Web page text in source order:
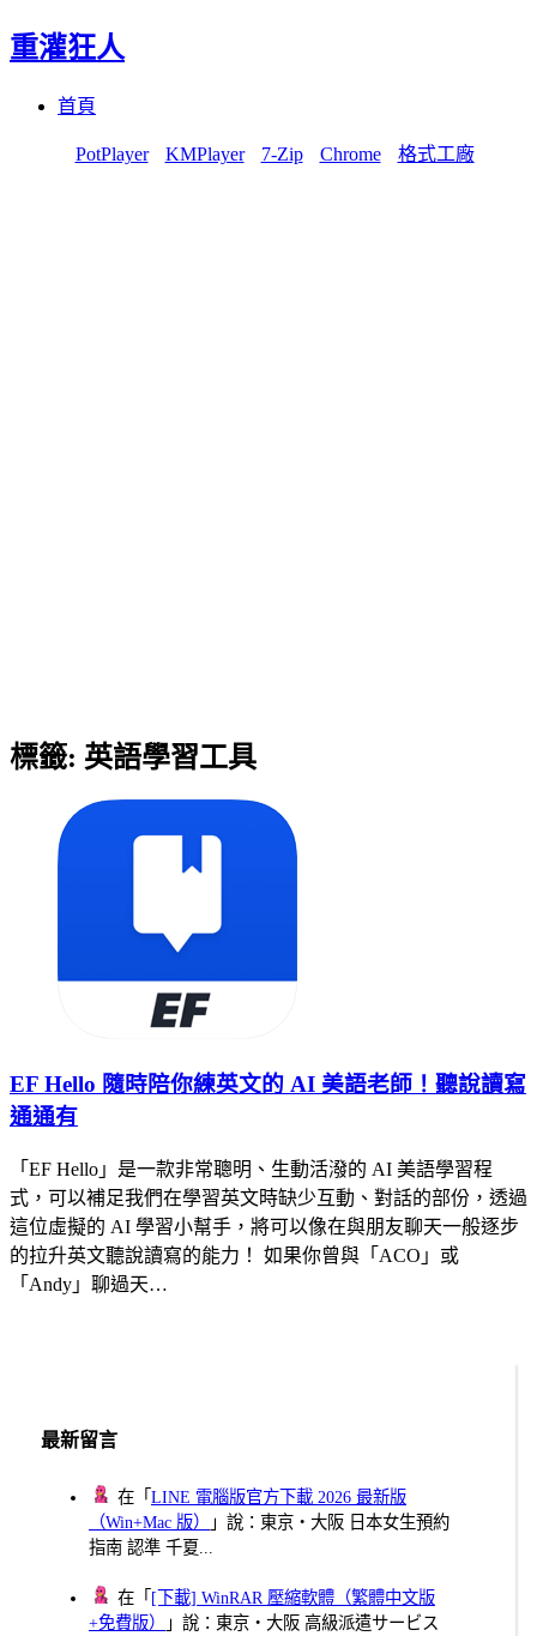
重灌狂人
首頁
PotPlayer KMPlayer 7-Zip Chrome 格式工廠
標籤: 英語學習工具
EF Hello 隨時陪你練英文的 AI 美語老師！聽說讀寫
通通有
「EF Hello」是一款非常聰明、生動活潑的 AI 美語學習程
式，可以補足我們在學習英文時缺少互動、對話的部份，透過
這位虛擬的 AI 學習小幫手，將可以像在與朋友聊天一般逐步
的拉升英文聽說讀寫的能力！ 如果你曾與「ACO」或
「Andy」聊過天…
最新留言
在「LINE 電腦版官方下載 2026 最新版
（Win+Mac 版）
」說：東京・大阪 日本女生預約
指南 認準 千夏...
在「 [下載] WinRAR 壓縮軟體（繁體中文版
+免費版）
」說：東京・大阪 高級派遣サービス